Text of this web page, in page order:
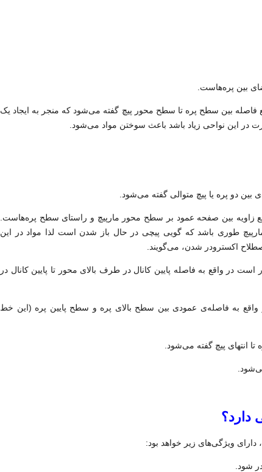
بین پره‌هاست.
فاصله بین سطح پره تا سطح محور پیچ گفته می‌شود که منجر به ایجاد یک
این نواحی زیاد باشد باعث سوختن مواد می‌شود.
دو پره یا پیچ متوالی گفته می‌شود.
زاویه بین صفحه عمود بر سطح محور مارپیچ و راستای سطح پره‌هاست.
طوری باشد که گویی پیچی در حال باز شدن است لذا مواد در این
اکسترودر شدن، می‌گویند.
در واقع به فاصله پایین کانال در طرف بالای محور تا پایین کانال در
به فاصله‌ی عمودی بین سطح بالای پره و سطح پایین پره (این خط
انتهای پیچ گفته می‌شود.
دارد؟
دارای ویژگی‌های زیر خواهد بود:
شود.